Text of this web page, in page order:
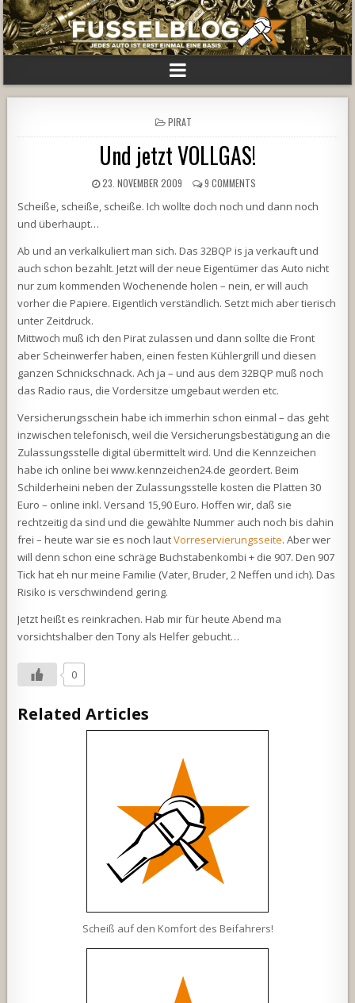
POSTED
IN
PIRAT
Und jetzt VOLLGAS!
23. NOVEMBER 2009 9 COMMENTS
Scheiße, scheiße, scheiße. Ich wollte doch noch und dann noch
und überhaupt…
Ab und an verkalkuliert man sich. Das 32BQP is ja verkauft und
auch schon bezahlt. Jetzt will der neue Eigentümer das Auto nicht
nur zum kommenden Wochenende holen – nein, er will auch
vorher die Papiere. Eigentlich verständlich. Setzt mich aber tierisch
unter Zeitdruck.
Mittwoch muß ich den Pirat zulassen und dann sollte die Front
aber Scheinwerfer haben, einen festen Kühlergrill und diesen
ganzen Schnickschnack. Ach ja – und aus dem 32BQP muß noch
das Radio raus, die Vordersitze umgebaut werden etc.
Versicherungsschein habe ich immerhin schon einmal – das geht
inzwischen telefonisch, weil die Versicherungsbestätigung an die
Zulassungsstelle digital übermittelt wird. Und die Kennzeichen
habe ich online bei www.kennzeichen24.de geordert. Beim
Schilderheini neben der Zulassungsstelle kosten die Platten 30
Euro – online inkl. Versand 15,90 Euro. Hoffen wir, daß sie
rechtzeitig da sind und die gewählte Nummer auch noch bis dahin
frei – heute war sie es noch lautVorreservierungsseite. Aber wer
will denn schon eine schräge Buchstabenkombi + die 907. Den 907
Tick hat eh nur meine Familie (Vater, Bruder, 2 Neffen und ich). Das
Risiko is verschwindend gering.
Jetzt heißt es reinkrachen. Hab mir für heute Abend ma
vorsichtshalber den Tony als Helfer gebucht…
0
Related Articles
Scheiß auf den Komfort des Beifahrers!